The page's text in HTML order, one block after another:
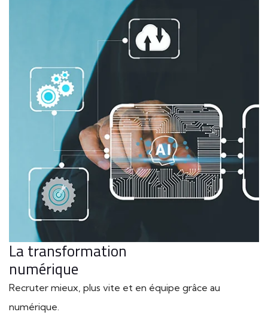
La transformation
numérique
Recruter mieux, plus vite et en équipe grâce au
numérique.